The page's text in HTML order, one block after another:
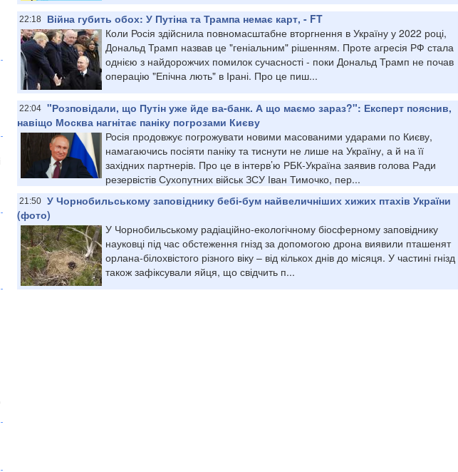
22:18
Війна губить обох: У Путіна та Трампа немає карт, - FT
Коли Росія здійснила повномасштабне вторгнення в Україну у 2022 році,
Дональд Трамп назвав це "геніальним" рішенням. Проте агресія РФ стала
однією з найдорожчих помилок сучасності - поки Дональд Трамп не почав
операцію "Епічна лють" в Ірані. Про це пиш...
22:04 "Розповідали, що Путін уже йде ва-банк. А що маємо зараз?": Експерт пояснив,
навіщо Москва нагнітає паніку погрозами Києву
Росія продовжує погрожувати новими масованими ударами по Києву,
намагаючись посіяти паніку та тиснути не лише на Україну, а й на її
західних партнерів. Про це в інтерв’ю РБК-Україна заявив голова Ради
резервістів Сухопутних військ ЗСУ Іван Тимочко, пер...
21:50 У Чорнобильському заповіднику бебі-бум найвеличніших хижих птахів України
(фото)
У Чорнобильському радіаційно-екологічному біосферному заповіднику
науковці під час обстеження гнізд за допомогою дрона виявили пташенят
орлана-білохвістого різного віку – від кількох днів до місяця. У частині гнізд
також зафіксували яйця, що свідчить п...